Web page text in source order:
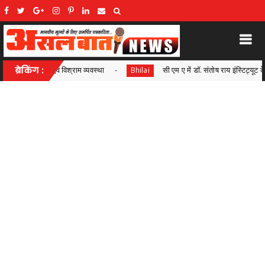
ब्रेकिंग :
एम ए में डॉ. संतोष राय इंस्टिट्यूट के गुरकीरत सिंह भंगू ने ऑल इंडिया रैंक 04 एवं नवनिधि कोर